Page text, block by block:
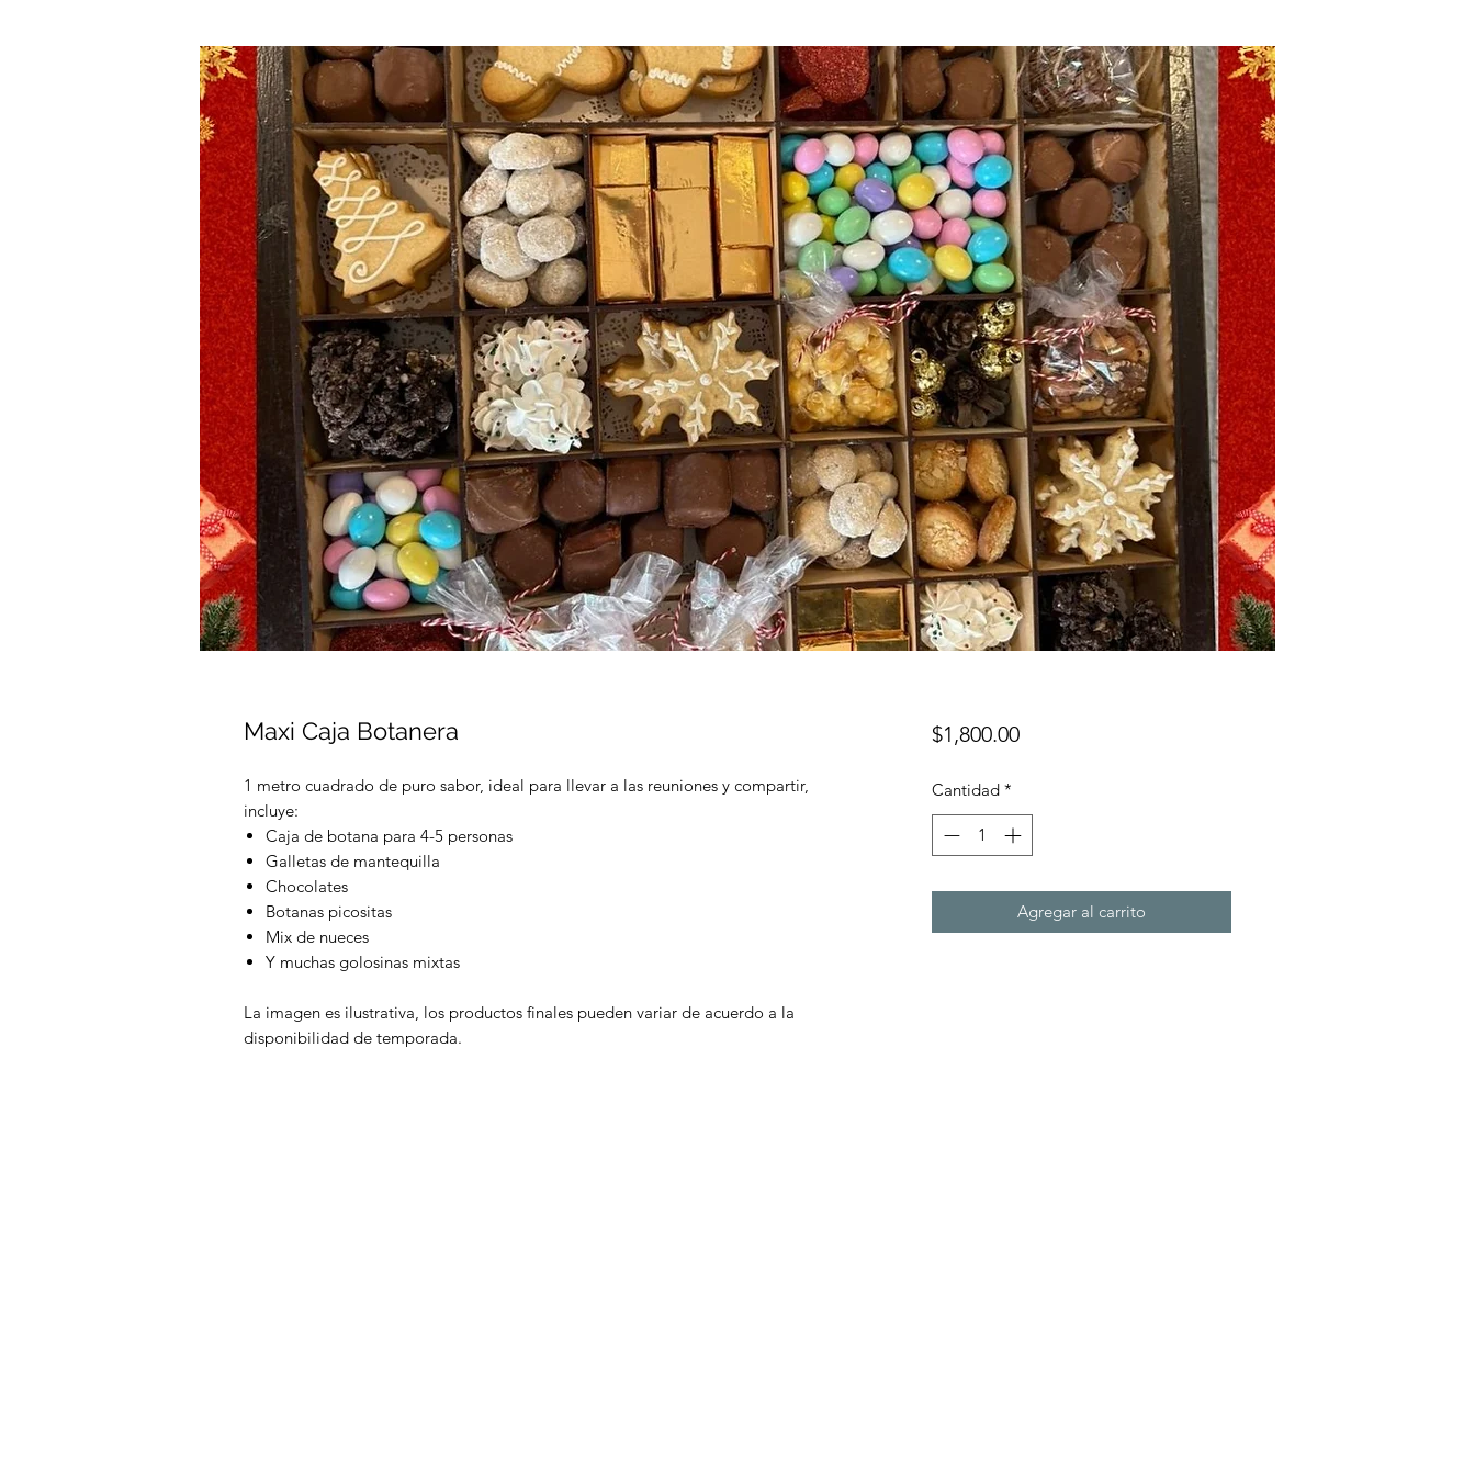
Maxi Caja Botanera
1 metro cuadrado de puro sabor, ideal para llevar a las reuniones y compartir,
incluye:
Caja de botana para 4-5 personas
Galletas de mantequilla
Chocolates
Botanas picositas
Mix de nueces
Y muchas golosinas mixtas
La imagen es ilustrativa, los productos finales pueden variar de acuerdo a la
disponibilidad de temporada.
$1,800.00Precio
Cantidad *
Agregar al carrito